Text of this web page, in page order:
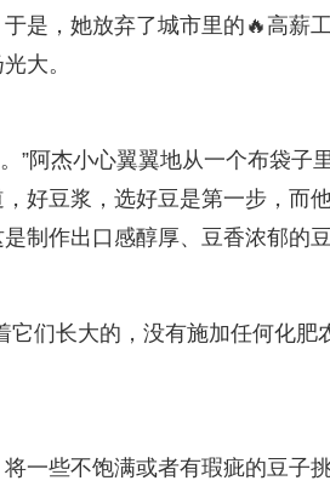
是，她放弃了城市里的🔥高薪
大。
”阿杰小心翼翼地从一个布袋
好豆浆，选好豆是第一步，而
制作出口感醇厚、豆香浓郁的豆
它们长大的，没有施加任何化肥
一些不饱满或者有瑕疵的豆子